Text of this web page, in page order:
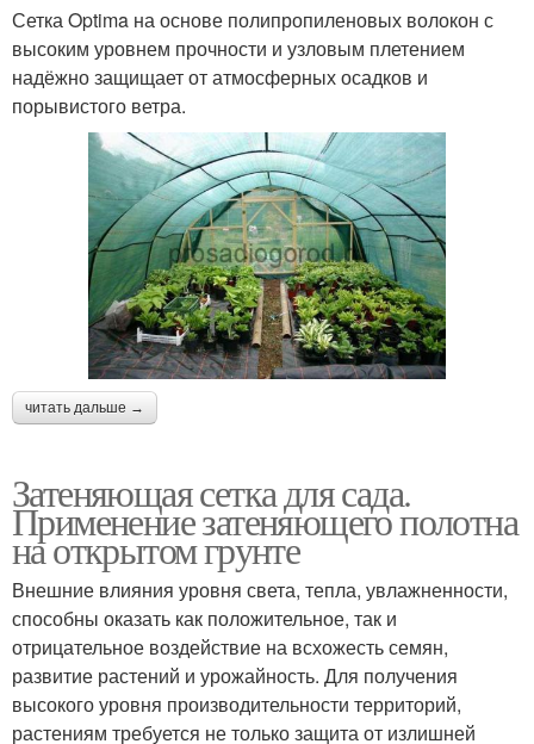
Сетка Optima на основе полипропиленовых волокон с
высоким уровнем прочности и узловым плетением
надёжно защищает от атмосферных осадков и
порывистого ветра.
читать дальше →
Затеняющая сетка для сада.
Применение затеняющего полотна
на открытом грунте
Внешние влияния уровня света, тепла, увлажненности,
способны оказать как положительное, так и
отрицательное воздействие на всхожесть семян,
развитие растений и урожайность. Для получения
высокого уровня производительности территорий,
растениям требуется не только защита от излишней